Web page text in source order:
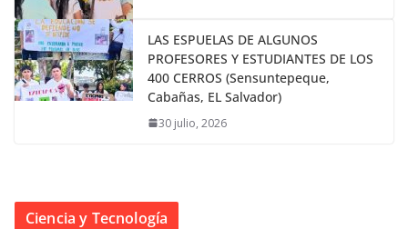
LAS ESPUELAS DE ALGUNOS
PROFESORES Y ESTUDIANTES DE LOS
400 CERROS (Sensuntepeque,
Cabañas, EL Salvador)
30 julio, 2026
Ciencia y Tecnología